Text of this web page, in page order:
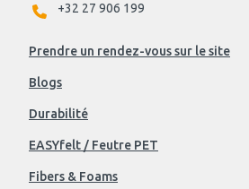
+32 27 906 199
Prendre un rendez-vous sur le site
Blogs
Durabilité
EASYfelt / Feutre PET
Fibers & Foams